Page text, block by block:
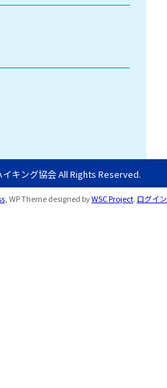
キング協会 All Rights Reserved.
, WP Theme designed byWSC Project. ログイン